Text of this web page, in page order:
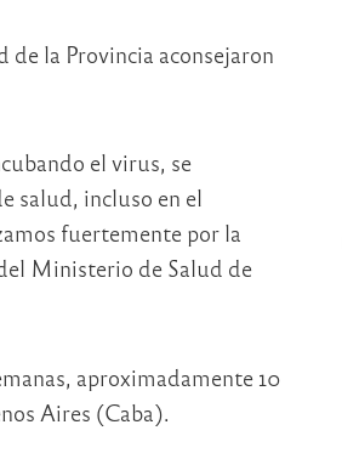
de la Provincia aconsejaron
el virus, se
salud, incluso en el
fuertemente por la
Ministerio de Salud de
aproximadamente 10
Aires (Caba).